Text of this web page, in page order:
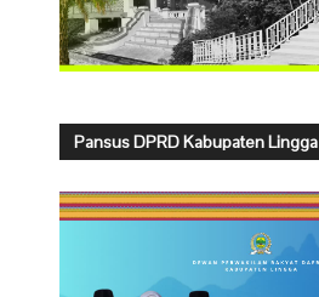
Pansus DPRD Kabupaten Lingga